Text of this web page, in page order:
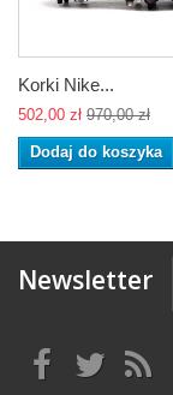
Korki Nike...
502,00 zł 970,00 zł
Dodaj do koszyka
Newsletter